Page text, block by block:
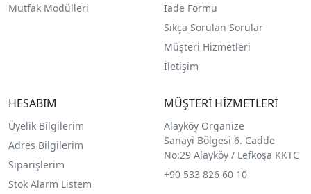
Mutfak Modülleri
İade Formu
Sıkça Sorulan Sorular
Müşteri Hizmetleri
İletişim
HESABIM
Üyelik Bilgilerim
Adres Bilgilerim
Siparişlerim
Stok Alarm Listem
MÜŞTERİ HİZMETLERİ
Alayköy Organize
Sanayi Bölgesi 6. Cadde
No:29 Alayköy / Lefkoşa KKTC
+90 533 826 60 10